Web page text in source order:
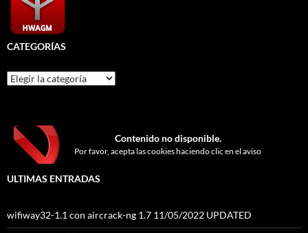
CATEGORÍAS
Categorías
Contenido no disponible.
Por favor, acepta las cookies haciendo clic en el aviso
ULTIMAS ENTRADAS
wifiway32-1.1 con aircrack-ng 1.7 11/05/2022 UPDATED